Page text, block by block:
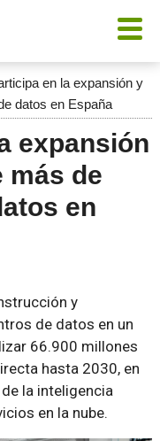
en la expansión y
datos en España
expansión
más de
en
y
de datos en un
66.900 millones
hasta 2030, en
la inteligencia
en la nube.